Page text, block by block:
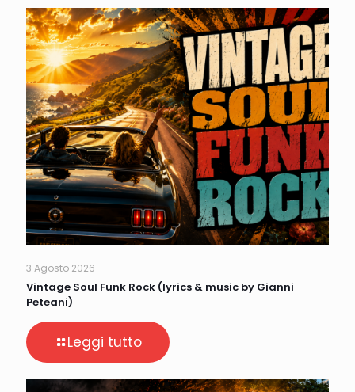
3 Agosto 2026
Vintage Soul Funk Rock (lyrics & music by Gianni
Peteani)
Leggi tutto